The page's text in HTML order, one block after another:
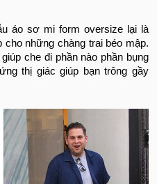
áo sơ mi form oversize lại là
những chàng trai béo mập.
che đi phần nào phần bụng
thị giác giúp bạn trông gầy